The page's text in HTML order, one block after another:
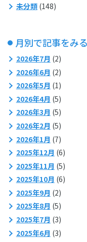
未分類(148)
月別で記事をみる
2026年7月 (2)
2026年6月 (2)
2026年5月 (1)
2026年4月 (5)
2026年3月 (5)
2026年2月 (5)
2026年1月 (7)
2025年12月 (6)
2025年11月 (5)
2025年10月 (6)
2025年9月 (2)
2025年8月 (5)
2025年7月 (3)
2025年6月 (3)